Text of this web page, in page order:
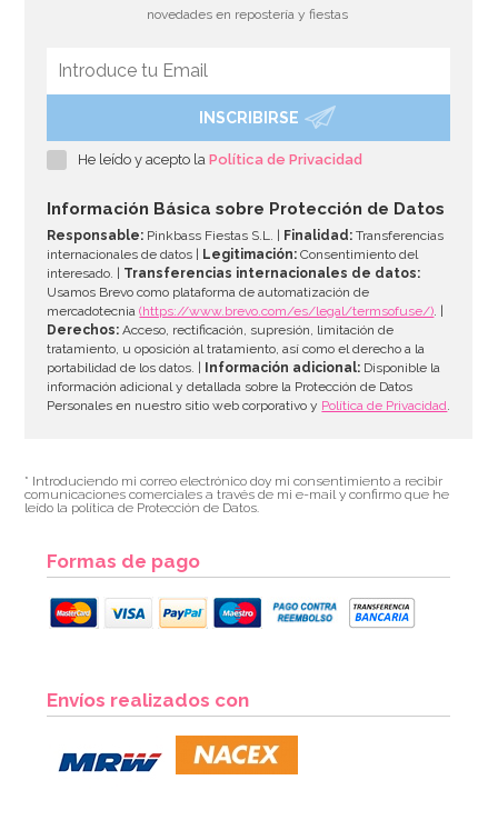
novedades en repostería y fiestas
INSCRIBIRSE
He leído y acepto laPolítica de Privacidad
Información Básica sobre Protección de Datos
Responsable: Pinkbass Fiestas S.L. | Finalidad: Transferencias
internacionales de datos |
Legitimación: Consentimiento del
interesado. | Transferencias internacionales de datos:
Usamos Brevo como plataforma de automatización de
mercadotecnia(https://www.brevo.com/es/legal/termsofuse/). |
Derechos: Acceso, rectificación, supresión, limitación de
tratamiento, u oposición al tratamiento, así como el derecho a la
portabilidad de los datos. |
Información adicional: Disponible la
información adicional y detallada sobre la Protección de Datos
Personales en nuestro sitio web corporativo y Política de Privacidad.
* Introduciendo mi correo electrónico doy mi consentimiento a recibir
comunicaciones comerciales a través de mi e-mail y confirmo que he
leído la política de Protección de Datos.
Formas de pago
Envíos realizados con